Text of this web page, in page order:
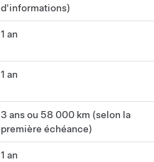
d'informations)
1 an
1 an
3 ans ou 58 000 km (selon la
première échéance)
1 an